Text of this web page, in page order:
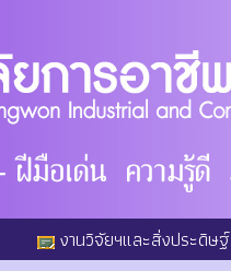
งานวิจัยฯและสิ่งประดิษฐ์